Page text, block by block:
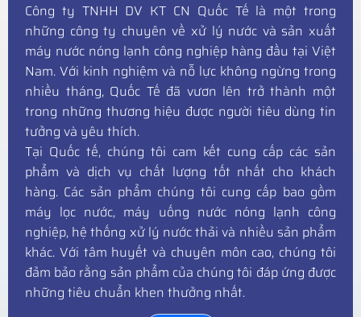
Công ty TNHH DV KT CN Quốc Tế là một trong
những công ty chuyên về xử lý nước và sản xuất
máy nước nóng lạnh công nghiệp hàng đầu tại Việt
Nam. Với kinh nghiệm và nỗ lực không ngừng trong
nhiều tháng, Quốc Tế đã vươn lên trở thành một
trong những thương hiệu được người tiêu dùng tin
tưởng và yêu thích.
Tại Quốc tế, chúng tôi cam kết cung cấp các sản
phẩm và dịch vụ chất lượng tốt nhất cho khách
hàng. Các sản phẩm chúng tôi cung cấp bao gồm
máy lọc nước, máy uống nước nóng lạnh công
nghiệp, hệ thống xử lý nước thải và nhiều sản phẩm
khác. Với tâm huyết và chuyên môn cao, chúng tôi
đảm bảo rằng sản phẩm của chúng tôi đáp ứng được
những tiêu chuẩn khen thưởng nhất.